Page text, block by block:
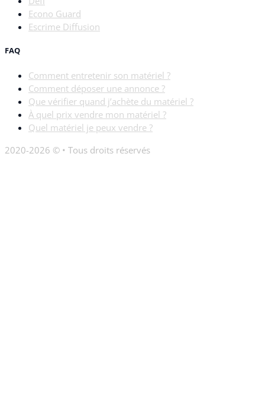
Econo Guard
Escrime Diffusion
FAQ
Comment entretenir son matériel ?
Comment déposer une annonce ?
Que vérifier quand j’achète du matériel ?
À quel prix vendre mon matériel ?
Quel matériel je peux vendre ?
2020-2026 © • Tous droits réservés